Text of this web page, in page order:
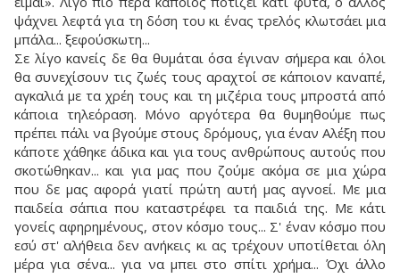
ψάχνει λεφτά για τη δόση του κι ένας τρελός κλωτσάει μια
μπάλα... ξεφούσκωτη...
Σε λίγο κανείς δε θα θυμάται όσα έγιναν σήμερα και όλοι
θα συνεχίσουν τις ζωές τους αραχτοί σε κάποιον καναπέ,
αγκαλιά με τα χρέη τους και τη μιζέρια τους μπροστά από
κάποια τηλεόραση. Μόνο αργότερα θα θυμηθούμε πως
πρέπει πάλι να βγούμε στους δρόμους, για έναν Αλέξη που
κάποτε χάθηκε άδικα και για τους ανθρώπους αυτούς που
σκοτώθηκαν... και για μας που ζούμε ακόμα σε μια χώρα
που δε μας αφορά γιατί πρώτη αυτή μας αγνοεί. Με μια
παιδεία σάπια που καταστρέφει τα παιδιά της. Με κάτι
γονείς αφηρημένους, στον κόσμο τους... Σ' έναν κόσμο που
εσύ στ' αλήθεια δεν ανήκεις κι ας τρέχουν υποτίθεται όλη
μέρα για σένα... για να μπει στο σπίτι χρήμα... Όχι άλλο